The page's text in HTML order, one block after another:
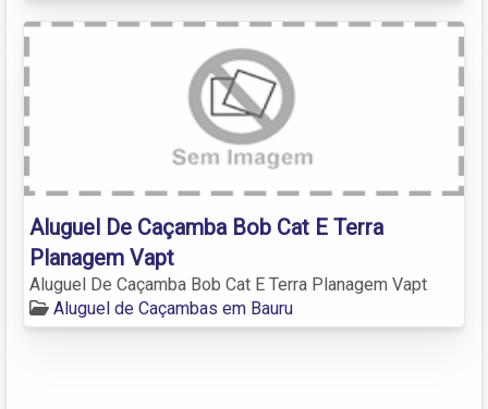
Aluguel De Caçamba Bob Cat E Terra
Planagem Vapt
Aluguel De Caçamba Bob Cat E Terra Planagem Vapt
Aluguel de Caçambas em Bauru